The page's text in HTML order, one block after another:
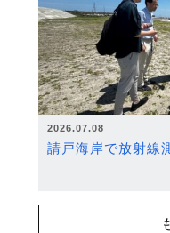
2026.07.08
請戸海岸で放射線